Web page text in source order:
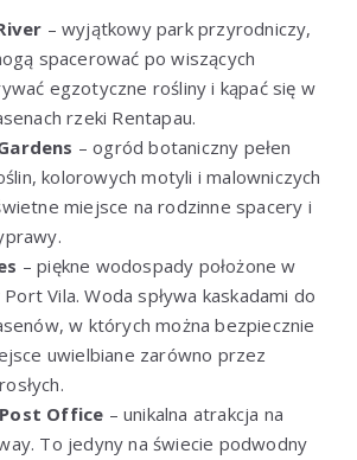
– wyjątkowy park przyrodniczy,
spacerować po wiszących
egzotyczne rośliny i kąpać się w
rzeki Rentapau.
– ogród botaniczny pełen
kolorowych motyli i malowniczych
miejsce na rodzinne spacery i
– piękne wodospady położone w
Vila. Woda spływa kaskadami do
w których można bezpiecznie
uwielbiane zarówno przez
Office – unikalna atrakcja na
To jedyny na świecie podwodny